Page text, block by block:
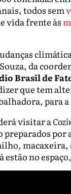
todos sem
vida frente às
da
Brasil de
que tem
para
visitar a
por
macaxeira,
no